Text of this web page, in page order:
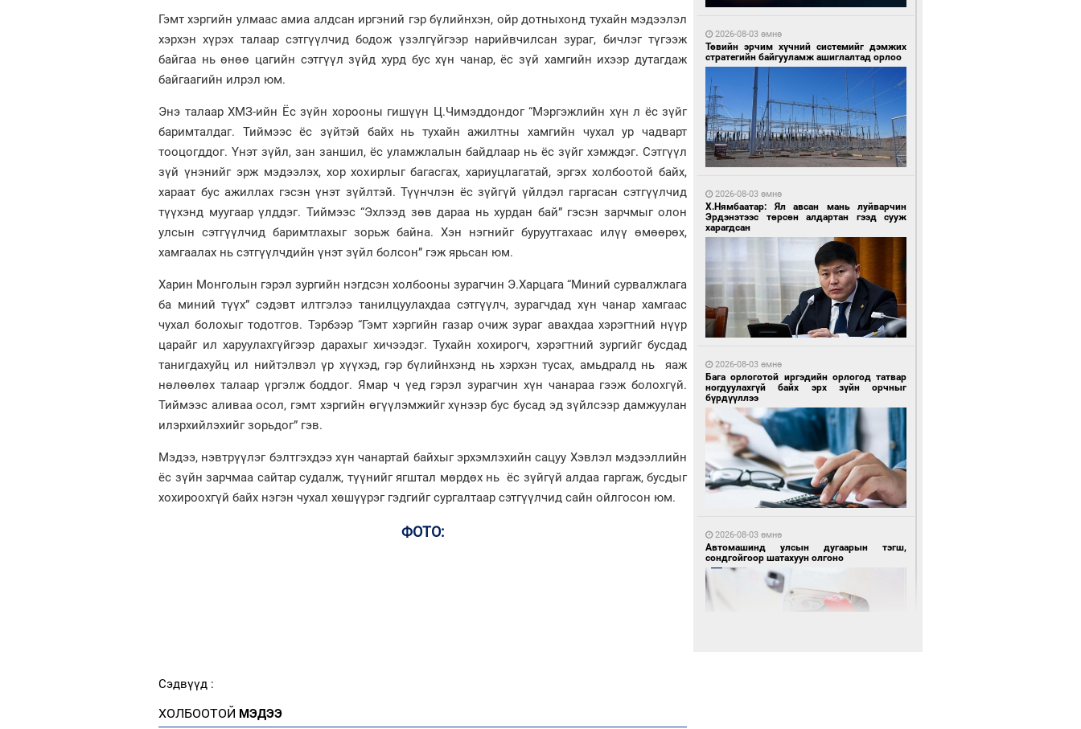
Гэмт хэргийн улмаас амиа алдсан иргэний гэр бүлийнхэн, ойр дотныхонд тухайн мэдээлэл
хэрхэн хүрэх талаар сэтгүүлчид бодож үзэлгүйгээр нарийвчилсан зураг, бичлэг түгээж
байгаа нь өнөө цагийн сэтгүүл зүйд хурд бус хүн чанар, ёс зүй хамгийн ихээр дутагдаж
байгаагийн илрэл юм.
Энэ талаар ХМЗ-ийн Ёс зүйн хорооны гишүүн Ц.Чимэддондог “Мэргэжлийн хүн л ёс зүйг
баримталдаг. Тиймээс ёс зүйтэй байх нь тухайн ажилтны хамгийн чухал ур чадварт
тооцогддог. Үнэт зүйл, зан заншил, ёс уламжлалын байдлаар нь ёс зүйг хэмждэг. Сэтгүүл
зүй үнэнийг эрж мэдээлэх, хор хохирлыг багасгах, хариуцлагатай, эргэх холбоотой байх,
хараат бус ажиллах гэсэн үнэт зүйлтэй. Түүнчлэн ёс зүйгүй үйлдэл гаргасан сэтгүүлчид
түүхэнд муугаар үлддэг. Тиймээс “Эхлээд зөв дараа нь хурдан бай” гэсэн зарчмыг олон
улсын сэтгүүлчид баримтлахыг зорьж байна. Хэн нэгнийг буруутгахаас илүү өмөөрөх,
хамгаалах нь сэтгүүлчдийн үнэт зүйл болсон” гэж ярьсан юм.
Харин Монголын гэрэл зургийн нэгдсэн холбооны зурагчин Э.Харцага “Миний сурвалжлага
ба миний түүх” сэдэвт илтгэлээ танилцуулахдаа сэтгүүлч, зурагчдад хүн чанар хамгаас
чухал болохыг тодотгов. Тэрбээр “Гэмт хэргийн газар очиж зураг авахдаа хэрэгтний нүүр
царайг ил харуулахгүйгээр дарахыг хичээдэг. Тухайн хохирогч, хэрэгтний зургийг бусдад
танигдахуйц ил нийтэлвэл үр хүүхэд, гэр бүлийнхэнд нь хэрхэн тусах, амьдралд нь яаж
нөлөөлөх талаар үргэлж боддог. Ямар ч үед гэрэл зурагчин хүн чанараа гээж болохгүй.
Тиймээс аливаа осол, гэмт хэргийн өгүүлэмжийг хүнээр бус бусад эд зүйлсээр дамжуулан
илэрхийлэхийг зорьдог” гэв.
Мэдээ, нэвтрүүлэг бэлтгэхдээ хүн чанартай байхыг эрхэмлэхийн сацуу Хэвлэл мэдээллийн
ёс зүйн зарчмаа сайтар судалж, түүнийг ягштал мөрдөх нь ёс зүйгүй алдаа гаргаж, бусдыг
хохироохгүй байх нэгэн чухал хөшүүрэг гэдгийг сургалтаар сэтгүүлчид сайн ойлгосон юм.
ФОТО:
Сэдвүүд :
ХОЛБООТОЙ МЭДЭЭ
Таван шар мэнгэтэй хөх бар өдөр
байна
15 цагийн өмнө өмнө
1 өдрийн өмнө өмнө
Ноцтой зөрчил гаргасан автобусны
2026-08-03 өмнө
Төвийн эрчим хүчний системийг дэмжих
стратегийн байгууламж ашиглалтад орлоо
2026-08-03 өмнө
Х.Нямбаатар: Ял авсан мань луйварчин
Эрдэнэтээс төрсөн алдартан гээд сууж
харагдсан
2026-08-03 өмнө
Бага орлоготой иргэдийн орлогод татвар
ногдуулахгүй байх эрх зүйн орчныг
бүрдүүллээ
2026-08-03 өмнө
Автомашинд улсын дугаарын тэгш,
сондгойгоор шатахуун олгоно